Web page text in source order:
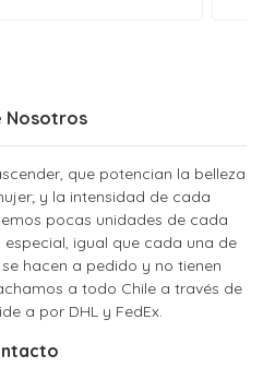
Nosotros
que potencian la belleza
y la intensidad de cada
pocas unidades de cada
igual que cada una de
hacen a pedido y no tienen
a todo Chile a través de
a por DHL y FedEx.